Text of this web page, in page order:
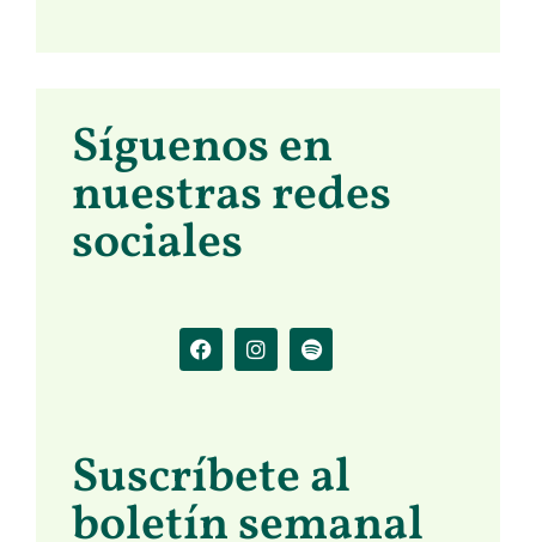
Síguenos en
nuestras redes
sociales
Suscríbete al
boletín semanal